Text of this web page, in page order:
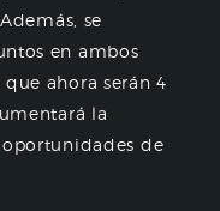
se
en ambos
ahora serán 4
la
de